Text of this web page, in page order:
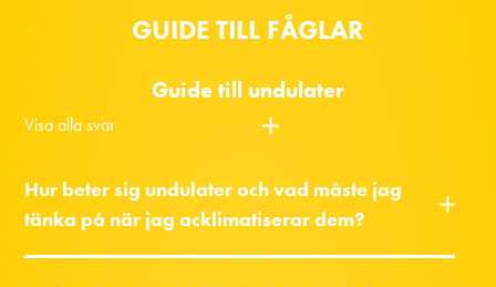
GUIDE TILL FÅGLAR
Guide till undulater
Visa alla svar
Hur beter sig undulater och vad måste jag
tänka på när jag acklimatiserar dem?